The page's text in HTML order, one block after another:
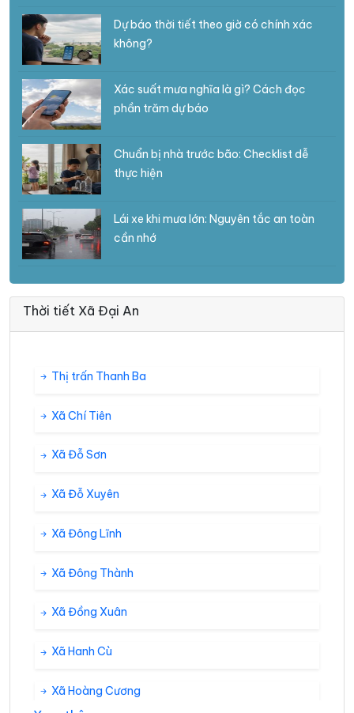
Dự báo thời tiết theo giờ có chính xác
không?
Xác suất mưa nghĩa là gì? Cách đọc
phần trăm dự báo
Chuẩn bị nhà trước bão: Checklist dễ
thực hiện
Lái xe khi mưa lớn: Nguyên tắc an toàn
cần nhớ
Thời tiết Xã Đại An
Thị trấn Thanh Ba
Xã Chí Tiên
Xã Đỗ Sơn
Xã Đỗ Xuyên
Xã Đông Lĩnh
Xã Đông Thành
Xã Đồng Xuân
Xã Hanh Cù
Xã Hoàng Cương